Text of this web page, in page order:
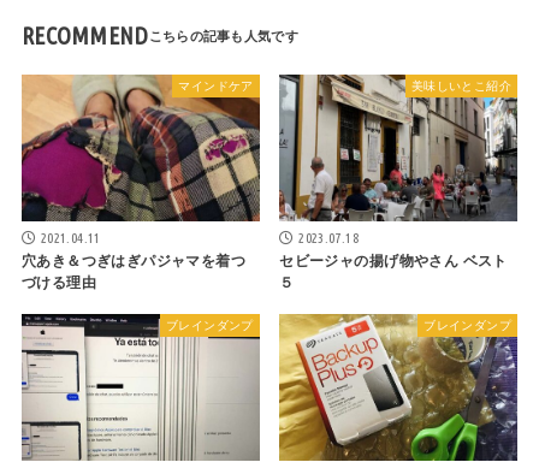
RECOMMEND
マインドケア
2021.04.11
穴あき＆つぎはぎパジャマを着つ
づける理由
美味しいとこ紹介
2023.07.18
セビージャの揚げ物やさん ベスト
５
ブレインダンプ ブレインダンプ